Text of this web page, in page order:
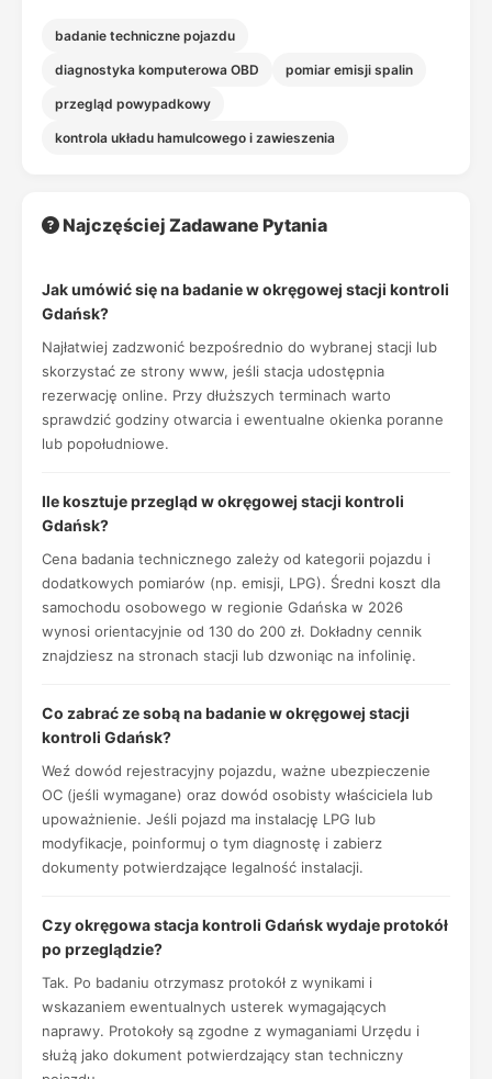
badanie techniczne pojazdu
diagnostyka komputerowa OBD pomiar emisji spalin
przegląd powypadkowy
kontrola układu hamulcowego i zawieszenia
Najczęściej Zadawane Pytania
Jak umówić się na badanie w okręgowej stacji kontroli
Gdańsk?
Najłatwiej zadzwonić bezpośrednio do wybranej stacji lub
skorzystać ze strony www, jeśli stacja udostępnia
rezerwację online. Przy dłuższych terminach warto
sprawdzić godziny otwarcia i ewentualne okienka poranne
lub popołudniowe.
Ile kosztuje przegląd w okręgowej stacji kontroli
Gdańsk?
Cena badania technicznego zależy od kategorii pojazdu i
dodatkowych pomiarów (np. emisji, LPG). Średni koszt dla
samochodu osobowego w regionie Gdańska w 2026
wynosi orientacyjnie od 130 do 200 zł. Dokładny cennik
znajdziesz na stronach stacji lub dzwoniąc na infolinię.
Co zabrać ze sobą na badanie w okręgowej stacji
kontroli Gdańsk?
Weź dowód rejestracyjny pojazdu, ważne ubezpieczenie
OC (jeśli wymagane) oraz dowód osobisty właściciela lub
upoważnienie. Jeśli pojazd ma instalację LPG lub
modyfikacje, poinformuj o tym diagnostę i zabierz
dokumenty potwierdzające legalność instalacji.
Czy okręgowa stacja kontroli Gdańsk wydaje protokół
po przeglądzie?
Tak. Po badaniu otrzymasz protokół z wynikami i
wskazaniem ewentualnych usterek wymagających
naprawy. Protokoły są zgodne z wymaganiami Urzędu i
służą jako dokument potwierdzający stan techniczny